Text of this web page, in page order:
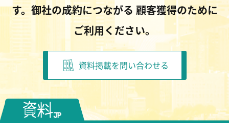
す。御社の成約につながる 顧客獲得のために
ご利用ください。
資料掲載を問い合わせる